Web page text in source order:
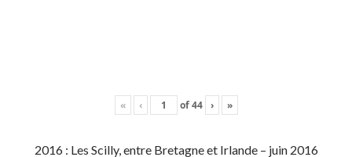
« ‹ of44 › »
2016 : Les Scilly, entre Bretagne et Irlande – juin 2016